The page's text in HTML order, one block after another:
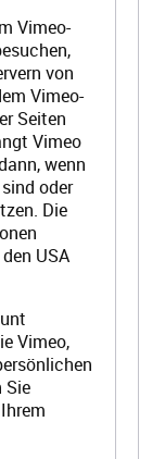
Vimeo-
von
Vimeo-
Seiten
Vimeo
wenn
oder
Die
USA
Vimeo,
Sie